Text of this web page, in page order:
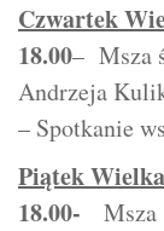
Czwartek
18.00– Msza
Andrzeja
– Spotkanie
Piątek
18.00- Msza